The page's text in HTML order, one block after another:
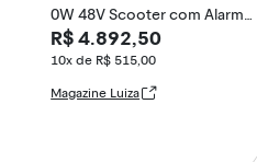
0W 48V Scooter com Alarme
Mobilidade Ur
R$ 4.892,50
10x de R$ 515,00
Magazine Luiza